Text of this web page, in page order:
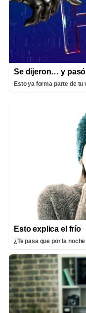
Se dijeron… y pasó
Esto ya forma parte de tu
Esto explica el frío
¿Te pasa que por la